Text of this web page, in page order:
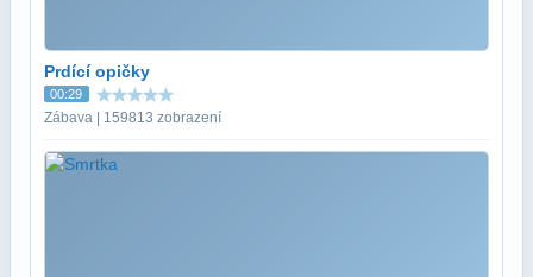
Prdící opičky
00:29
Zábava | 159813 zobrazení